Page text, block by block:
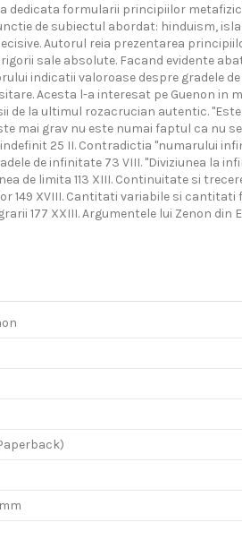
dedicata formularii principiilor
de subiectul abordat: hinduism,
Autorul reia prezentarea
sale absolute. Facand evidente
indicatii valoroase despre gradele
Acesta l-a interesat pe Guenon in
la ultimul rozacrucian autentic.
mai grav nu este numai faptul ca nu
indefinit 25 II. Contradictia "numarului
de infinitate 73 VIII. "Diviziunea la
de limita 113 XIII. Continuitate si
149 XVIII. Cantitati variabile si cantitati
177 XXIII. Argumentele lui Zenon din